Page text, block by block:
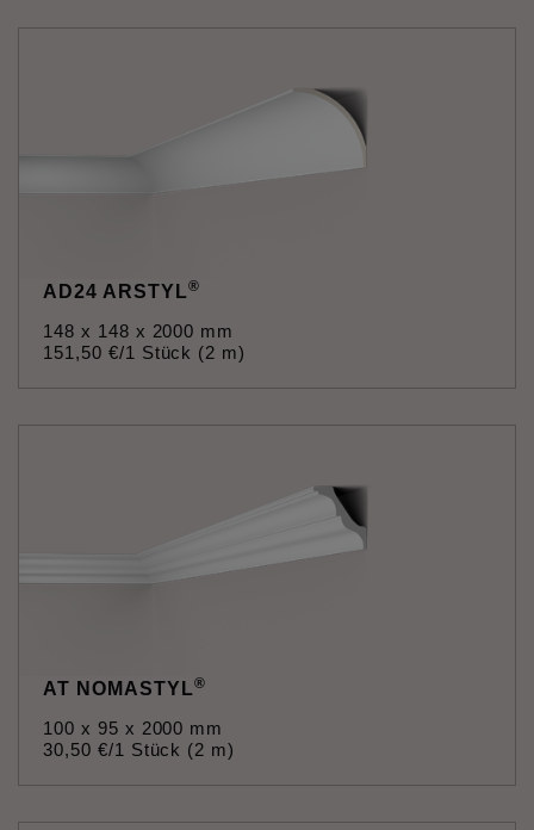
AD24 ARSTYL®
148 x 148 x 2000 mm
151 ,50 €/1 Stück (2 m)
AT NOMASTYL®
100 x 95 x 2000 mm
30,50 €/1 Stück (2 m)